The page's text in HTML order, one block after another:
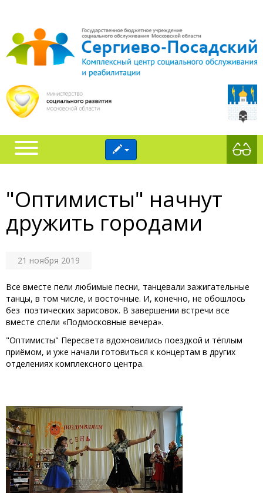
"Оптимисты" начнут
дружить городами
21 ноября 2019
Все вместе пели любимые песни, танцевали зажигательные
танцы, в том числе, и восточные. И, конечно, не обошлось
без поэтических зарисовок. В завершении встречи все
вместе спели «Подмосковные вечера».
"Оптимисты" Пересвета вдохновились поездкой и тёплым
приёмом, и уже начали готовиться к концертам в других
отделениях комплексного центра.